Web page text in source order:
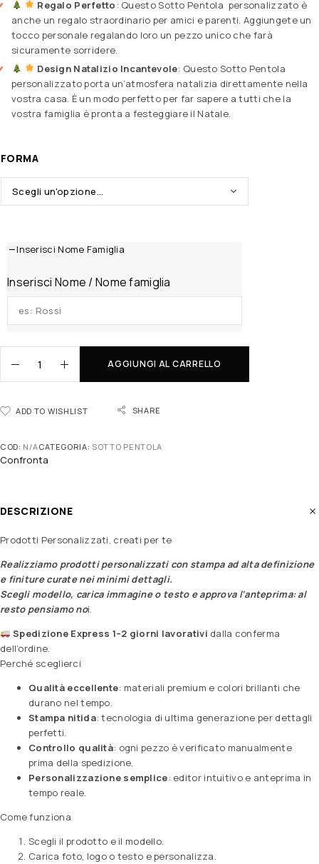
Regalo Perfetto : Questo Sotto Pentola personalizzato è
anche un regalo straordinario per amici e parenti. Aggiungete un
tocco personale regalando loro un pezzo unico che farà
sicuramente sorridere.
Design Natalizio Incantevole: Questo Sotto Pentola
personalizzato porta un’atmosfera natalizia direttamente nella
vostra casa. È un modo perfetto per far sapere a tutti che la
vostra famiglia è pronta a festeggiare il Natale.
FORMA
Inserisci Nome Famiglia
Inserisci Nome / Nome famiglia
AGGIUNGI AL CARRELLO
ADD TO WISHLIST SHARE
COD: N/ACATEGORIA: SOTTO PENTOLA
Confronta
DESCRIZIONE
Prodotti Personalizzati, creati per te
Realizziamo prodotti personalizzati con stampa ad alta definizione
e finiture curate nei minimi dettagli.
Scegli modello, carica immagine o testo e approva l’anteprima: al
resto pensiamo noi.
Spedizione Express 1–2 giorni lavorativi dalla conferma
dell’ordine.
Perché sceglierci
Qualità eccellente: materiali premium e colori brillanti che
durano nel tempo.
Stampa nitida: tecnologia di ultima generazione per dettagli
perfetti.
Controllo qualità: ogni pezzo è verificato manualmente
prima della spedizione.
Personalizzazione semplice: editor intuitivo e anteprima in
tempo reale.
Come funziona
Scegli il prodotto e il modello.
Carica foto, logo o testo e personalizza.